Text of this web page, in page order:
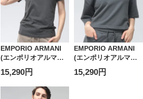
EMPORIO ARMANI
(エンポリオアルマー
ニ) レディース Tシャ
ツ 半袖 ロゴ ラインス
トーン クルーネック
カットソー
15,290円
EMPORIO ARMANI
(エンポリオアルマー
ニ) レディース Tシャ
ツ 半袖 ロゴ ラインス
15,290円